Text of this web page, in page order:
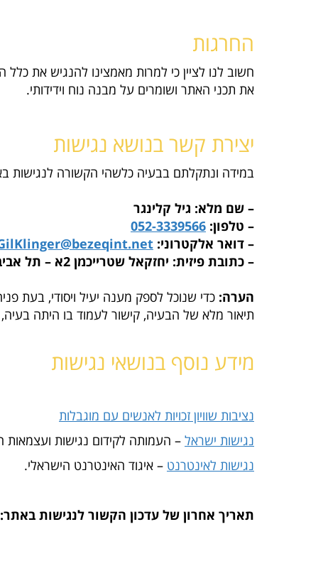
החרגות
חשוב לנו לציין כי למרות מאמצינו להנגיש את
את תכני האתר ושומרים על מבנה נוח וידידותי.
יצירת קשר בנושא נגישות
במידה ונתקלתם בבעיה כלשהי הקשורה לנגישות
– שם מלא: גיל קלינגר
– טלפון: 052-3339566
– דואר אלקטרוני:
– כתובת פיזית: יחזקאל שטרייכמן 2א – תל אביב
הערה: כדי שנוכל לספק מענה יעיל ויסודי, בעת
תיאור מלא של הבעיה, קישור לעמוד בו היתה
מידע נוסף בנושאי נגישות
נציבות שוויון זכויות לאנשים עם מוגבלות
נגישות ישראל – העמותה לקידום נגישות ועצמאות
נגישות לאינטרנט – איגוד האינטרנט הישראלי.
תאריך אחרון של עדכון הקשור לנגישות באתר: 10.1.2024